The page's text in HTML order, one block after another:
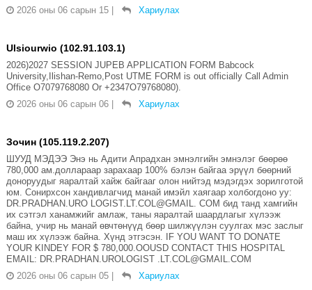
2026 оны 06 сарын 15
Хариулах
Ulsiourwio (102.91.103.1)
2026)2027 SESSION JUPEB APPLICATION FORM Babcock
University,Ilishan-Remo,Post UTME FORM is out officially Call Admin
Office O7079768080 Or +2347O79768080).
2026 оны 06 сарын 06
Хариулах
Зочин (105.119.2.207)
ШУУД МЭДЭЭ Энэ нь Адити Апрадхан эмнэлгийн эмнэлэг бөөрөө
780,000 ам.доллараар зарахаар 100% бэлэн байгаа эрүүл бөөрний
доноруудыг яаралтай хайж байгааг олон нийтэд мэдэгдэх зорилготой
юм. Сонирхсон хандивлагчид манай имэйл хаягаар холбогдоно уу:
DR.PRADHAN.URO LOGIST.LT.COL@GMAIL. COM бид танд хамгийн
их сэтгэл ханамжийг амлаж, таны яаралтай шаардлагыг хүлээж
байна, учир нь манай өвчтөнүүд бөөр шилжүүлэн суулгах мэс заслыг
маш их хүлээж байна. Хүнд этгэсэн. IF YOU WANT TO DONATE
YOUR KINDEY FOR $ 780,000.OOUSD CONTACT THIS HOSPITAL
EMAIL: DR.PRADHAN.UROLOGIST .LT.COL@GMAIL.COM
2026 оны 06 сарын 05
Хариулах